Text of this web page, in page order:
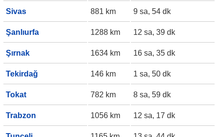
Sivas 881 km 9 sa, 54 dk
Şanlıurfa 1288 km 12 sa, 39 dk
Şırnak 1634 km 16 sa, 35 dk
Tekirdağ 146 km 1 sa, 50 dk
Tokat 782 km 8 sa, 59 dk
Trabzon 1056 km 12 sa, 17 dk